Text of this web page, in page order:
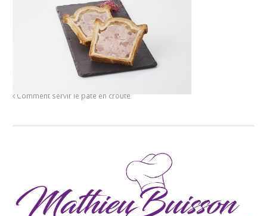
Comment servir le pâté en croute